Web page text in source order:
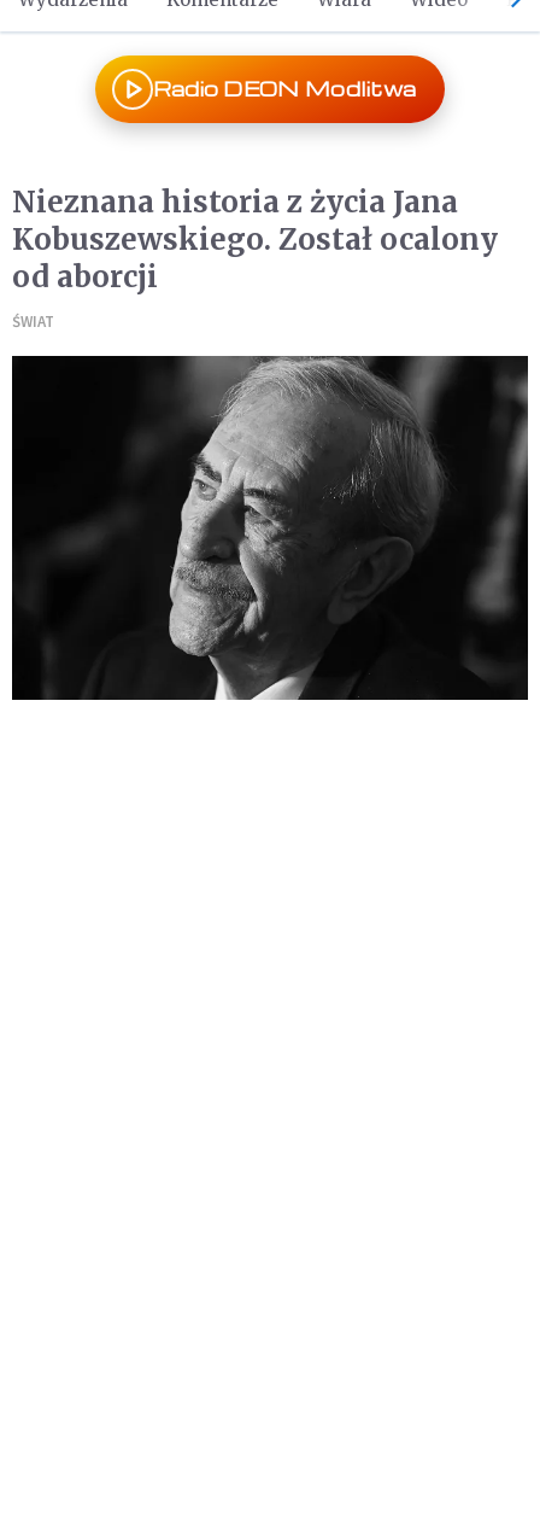
Radio DEON Modlitwa
Nieznana historia z życia Jana
Kobuszewskiego. Został ocalony
od aborcji
ŚWIAT